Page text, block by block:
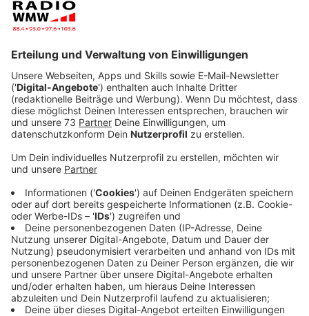
Veröffentlicht:
Anzeige
Alles kommt in der Ukraine an
Anzeige
Morgen (10.12.) von 12 bis 15 Uhr habt Ihr die
Möglichkeit verschiedene Sachspenden in die
Industriestraße 7 nach Bocholt zu bringen.In der
Halle neben Ibena sammelt Halyna zusammen mit
ihrem Netzwerk aus Helferinnen und Helfern alles, was
die Soldaten sowie die Zivilbevölkerung (auch
Waisenkinder) in der Ukraine benötigen. Die Not ist an
der Front am größten, dorthin werden die
Sachspenden auch geschickt. Neben ihrem Job als